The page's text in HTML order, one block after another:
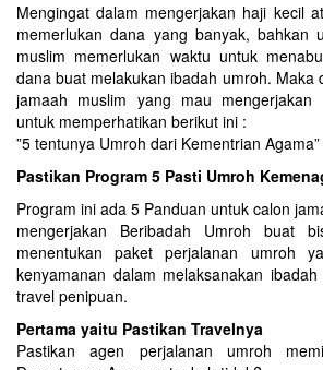
Mengingat dalam mengerjakan haji kecil
memerlukan dana yang banyak, bahkan
muslim memerlukan waktu untuk
dana buat melakukan ibadah umroh. Maka
jamaah muslim yang mau mengerjakan
untuk memperhatikan berikut ini :
”5 tentunya Umroh dari Kementrian Agama”
Pastikan Program 5 Pasti Umroh
Program ini ada 5 Panduan untuk calon
mengerjakan Beribadah Umroh buat
menentukan paket perjalanan umroh
kenyamanan dalam melaksanakan
travel penipuan.
Pertama yaitu Pastikan Travelnya
Pastikan agen perjalanan umroh